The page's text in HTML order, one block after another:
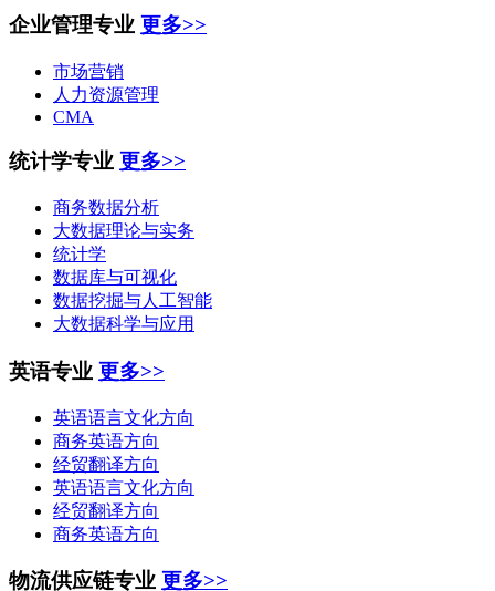
企业管理专业 更多>>
市场营销
人力资源管理
CMA
统计学专业 更多>>
商务数据分析
大数据理论与实务
统计学
数据库与可视化
数据挖掘与人工智能
大数据科学与应用
英语专业 更多>>
英语语言文化方向
商务英语方向
经贸翻译方向
英语语言文化方向
经贸翻译方向
商务英语方向
物流供应链专业 更多>>